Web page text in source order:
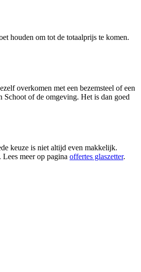
houden om tot de totaalprijs te komen.
overkomen met een bezemsteel of een
Schoot of de omgeving. Het is dan goed
keuze is niet altijd even makkelijk.
meer op pagina offertes glaszetter.